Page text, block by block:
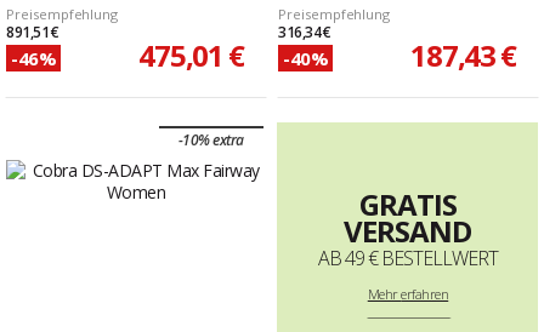
Preisempfehlung
891,51 €
-46% 475,01 €
Preisempfehlung
316,34 €
-40% 187,43 €
-10% extra
GRATIS
VERSAND
AB 49 € BESTELLWERT
Mehrerfahren
--------------------------------------------------------------------